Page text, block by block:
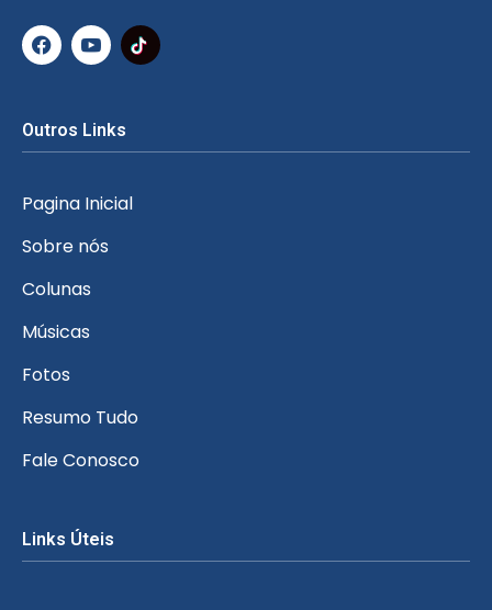
Outros Links
Pagina Inicial
Sobre nós
Colunas
Músicas
Fotos
Resumo Tudo
Fale Conosco
Links Úteis